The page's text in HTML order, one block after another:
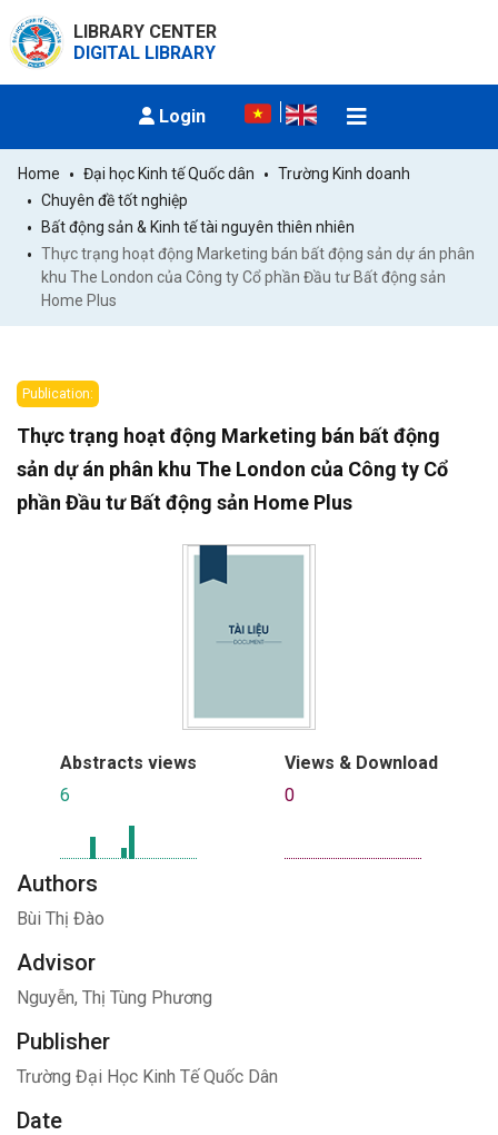
LIBRARY CENTER
DIGITAL LIBRARY
Login
Home Đại học Kinh tế Quốc dân
Trường Kinh doanh
Chuyên đề tốt nghiệp
Bất động sản & Kinh tế tài nguyên thiên nhiên
Thực trạng hoạt động Marketing bán bất động sản dự án phân
khu The London của Công ty Cổ phần Đầu tư Bất động sản
Home Plus
Publication:
Thực trạng hoạt động Marketing bán bất động
sản dự án phân khu The London của Công ty Cổ
phần Đầu tư Bất động sản Home Plus
Abstracts views
6
Views & Download
0
Authors
Bùi Thị Đào
Advisor
Nguyễn, Thị Tùng Phương
Publisher
Trường Đại Học Kinh Tế Quốc Dân
Date